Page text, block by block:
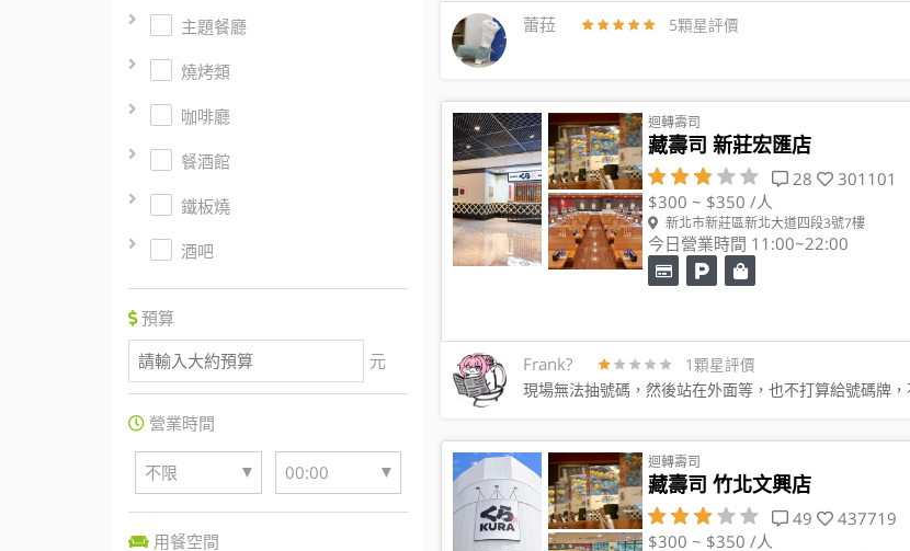
主題餐廳
燒烤類
咖啡廳
餐酒館
鐵板燒
酒吧
預算
元
營業時間
不限 ▼ 00:00 ▼
用餐空間
蕾菈 5顆星評價
迴轉壽司
藏壽司 新莊宏匯店
28
301101
$300 ~ $350 /人
新北市新莊區新北大道四段3號7樓
今日營業時間 11:00~22:00
Frank?️ 1顆星評價
現場無法抽號碼，然後站在外面等，也不打算給號碼牌，
迴轉壽司
藏壽司 竹北文興店
49
437719
$300 ~ $350 /人